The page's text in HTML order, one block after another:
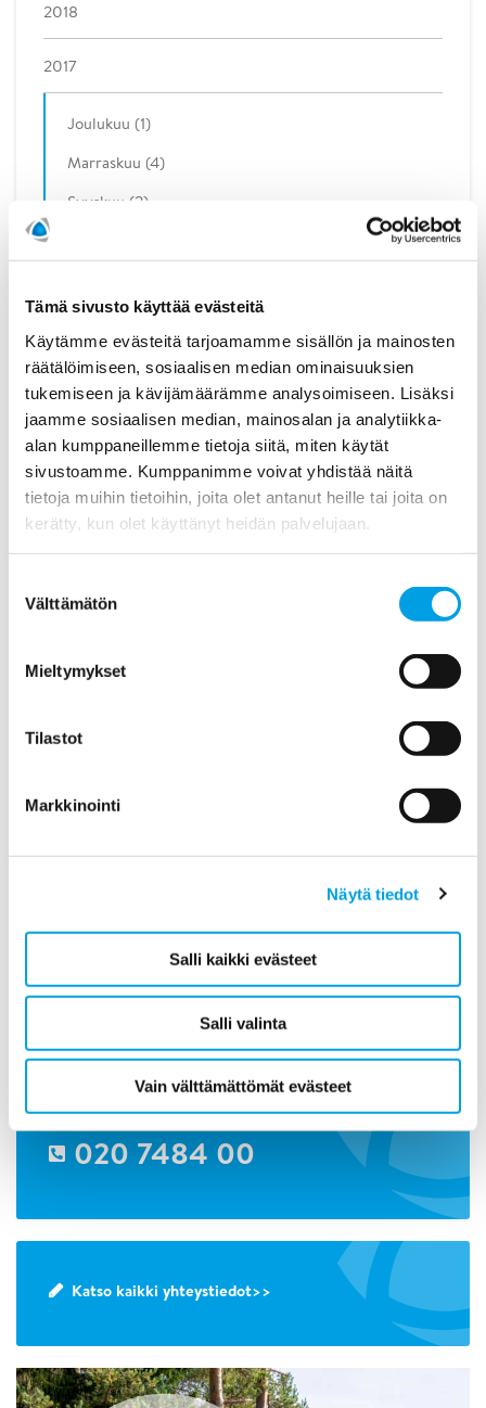
Tämä sivusto käyttää evästeitä
Käytämme evästeitä tarjoamamme sisällön ja mainosten
räätälöimiseen, sosiaalisen median ominaisuuksien
tukemiseen ja kävijämäärämme analysoimiseen. Lisäksi
jaamme sosiaalisen median, mainosalan ja analytiikka-
alan kumppaneillemme tietoja siitä, miten käytät
sivustoamme. Kumppanimme voivat yhdistää näitä
tietoja muihin tietoihin, joita olet antanut heille tai joita on
kerätty, kun olet käyttänyt heidän palvelujaan.
valinta
Välttämätön
Mieltymykset
Tilastot
Markkinointi
Näytä tiedot
Salli kaikki evästeet
Salli valinta
Vain välttämättömät evästeet
2018
2017
Joulukuu (1)
Marraskuu (4)
Syyskuu (2)
Kesäkuu (2)
Toukokuu (2)
Huhtikuu (1)
Maaliskuu (1)
2016
2015
2014
020 7484 01
Lähetä viesti Polygonille tästä>>
Päivystys toimistoajan ulkopuolella
020 7484 00
Katso kaikki yhteystiedot>>